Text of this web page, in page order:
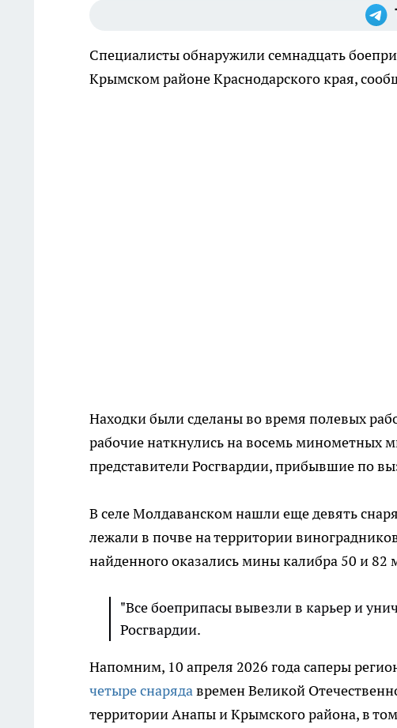
Специалисты обнаружили семнадцать
Крымском районе Краснодарского края,
Находки были сделаны во время полевых
рабочие наткнулись на восемь минометных
представители Росгвардии, прибывшие по
В селе Молдаванском нашли еще девять
лежали в почве на территории
найденного оказались мины калибра 50 и 82
"Все боеприпасы вывезли в карьер и
Росгвардии.
Напомним, 10 апреля 2026 года саперы
четыре снарядавремен Великой
территории Анапы и Крымского района, в